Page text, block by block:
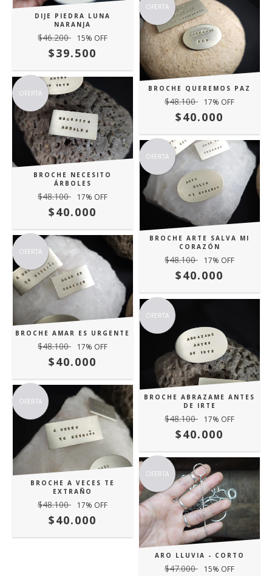
DIJE PIEDRA LUNA
NARANJA
$46.200 15% OFF
$39.500
OFERTA
BROCHE QUEREMOS PAZ
$48.100 17% OFF
$40.000
OFERTA
BROCHE NECESITO
ÁRBOLES
$48.100 17% OFF
$40.000
OFERTA
BROCHE ARTE SALVA MI
CORAZÓN
$48.100 17% OFF
$40.000
OFERTA
BROCHE AMAR ES URGENTE
$48.100 17% OFF
$40.000
OFERTA
BROCHE ABRAZAME ANTES
DE IRTE
$48.100 17% OFF
$40.000
OFERTA
BROCHE A VECES TE
EXTRAÑO
$48.100 17% OFF
$40.000
OFERTA
ARO LLUVIA - CORTO
$47.000 15% OFF